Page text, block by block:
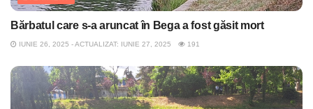
Bărbatul care s-a aruncat în Bega a fost găsit mort
IUNIE 26, 2025 - ACTUALIZAT: IUNIE 27, 2025 191